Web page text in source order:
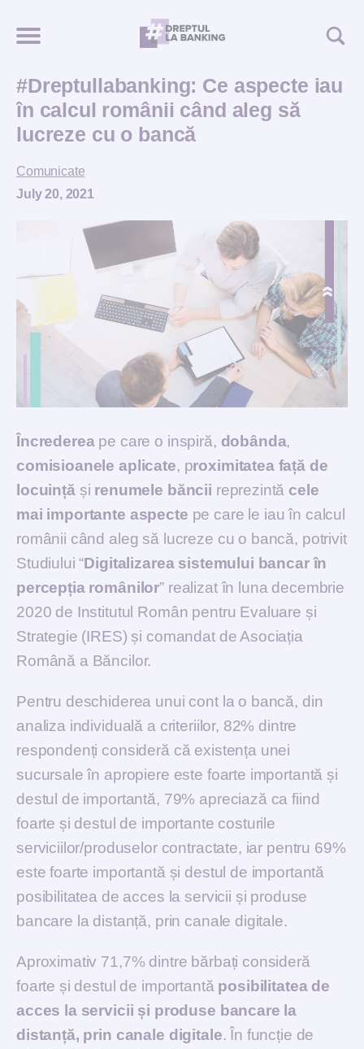
#Dreptullabanking: Ce aspecte iau
în calcul românii când aleg să
lucreze cu o bancă
Comunicate
July 20, 2021
Încredereape care o inspiră, dobânda,
comisioanele aplicate, proximitatea față de
locuințăși renumele băncii reprezintă cele
mai importante aspecte pe care le iau în calcul
românii când aleg să lucreze cu o bancă, potrivit
Studiului “Digitalizarea sistemului bancar în
percepția românilor” realizat în luna decembrie
2020 de Institutul Român pentru Evaluare și
Strategie (IRES) și comandat de Asociația
Română a Băncilor.
Pentru deschiderea unui cont la o bancă, din
analiza individuală a criteriilor, 82% dintre
respondenți consideră că existența unei
sucursale în apropiere este foarte importantă și
destul de importantă, 79% apreciază ca fiind
foarte și destul de importante costurile
serviciilor/produselor contractate, iar pentru 69%
este foarte importantă și destul de importantă
posibilitatea de acces la servicii și produse
bancare la distanță, prin canale digitale.
Aproximativ 71,7% dintre bărbați consideră
foarte și destul de importantă posibilitatea de
acces la servicii și produse bancare la
distanță, prin canale digitale. În funcție de